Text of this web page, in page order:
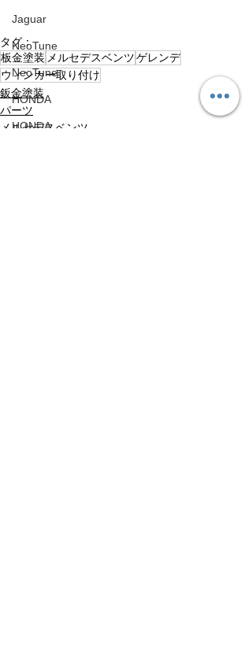
Jaguar
NeoTune
NeoTune
HONDA
HONDA
タグ：
板金塗装 メルセデスベンツゲレンデ
ウィンカー取り付け
鈑金塗装
パーツ
メルセデスベンツ